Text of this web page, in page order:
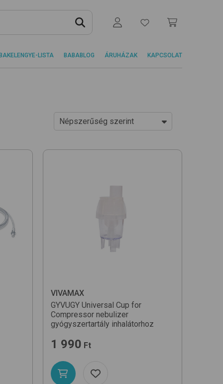
LISTA BABABLOG ÁRUHÁZAK KAPCSOLAT
Népszerűség szerint
Egységár szerint növekvő
VIVAMAX
GYVUGY Universal Cup for
Compressor nebulizer
gyógyszertartály inhalátorhoz
1 990 Ft